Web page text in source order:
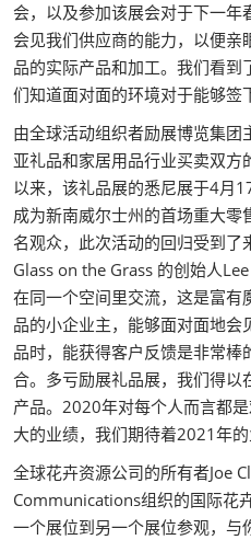
会，以及参加该展会对于下一年
会见我们供应商的能力，以便
品的实际产品和加工。我们看
们知道面对面的环境对于能够签
由全球活动组织者励展博览集
亚礼品和家居用品行业买卖双
以来，该礼品展的悉尼展于4月
成为新南威尔士州的首场重大
名观众，此次活动的回归受到了
Glass on the Grass 的创始人
在同一个空间里交流，这是富有
品的小企业主，能够面对面地
品时，能获得客户反馈是非常棒
合。多亏励展礼品展，我们得以
产品。2020年对每个人而言都
大的业绩，我们期待着2021年
全球花卉资源公司的所有者Joe
Communications组织的国际花
一个展位到另一个展位参观，与